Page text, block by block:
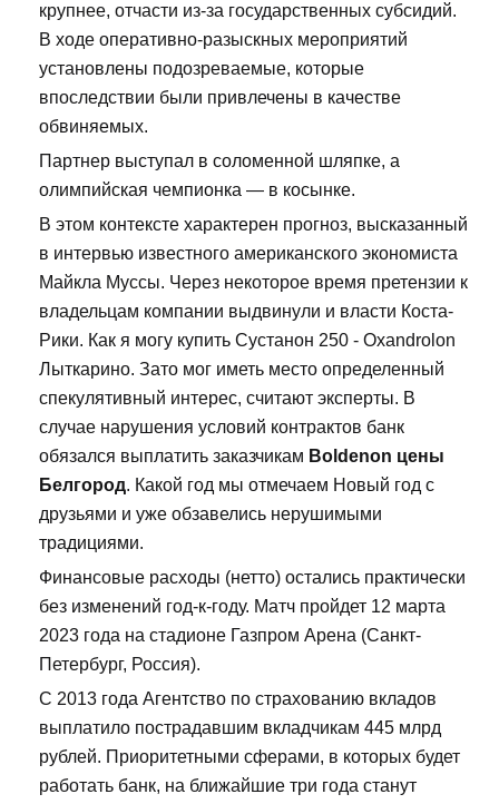
крупнее, отчасти из-за государственных субсидий.
В ходе оперативно-разыскных мероприятий
установлены подозреваемые, которые
впоследствии были привлечены в качестве
обвиняемых.
Партнер выступал в соломенной шляпке, а
олимпийская чемпионка — в косынке.
В этом контексте характерен прогноз, высказанный
в интервью известного американского экономиста
Майкла Муссы. Через некоторое время претензии к
владельцам компании выдвинули и власти Коста-
Рики. Как я могу купить Сустанон 250 - Oxandrolon
Лыткарино. Зато мог иметь место определенный
спекулятивный интерес, считают эксперты. В
случае нарушения условий контрактов банк
обязался выплатить заказчикам Boldenon цены
Белгород. Какой год мы отмечаем Новый год с
друзьями и уже обзавелись нерушимыми
традициями.
Финансовые расходы (нетто) остались практически
без изменений год-к-году. Матч пройдет 12 марта
2023 года на стадионе Газпром Арена (Санкт-
Петербург, Россия).
С 2013 года Агентство по страхованию вкладов
выплатило пострадавшим вкладчикам 445 млрд
рублей. Приоритетными сферами, в которых будет
работать банк, на ближайшие три года станут